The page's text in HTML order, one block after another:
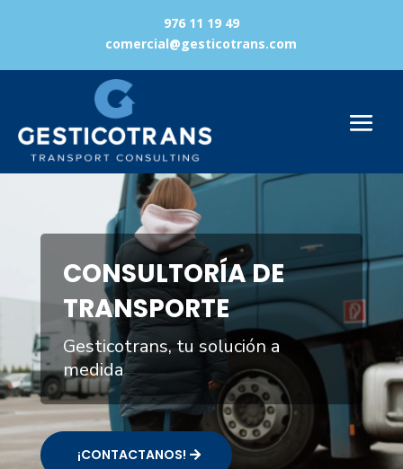
976 11 19 49
comercial@gesticotrans.com
CONSULTORÍA DE
TRANSPORTE
Gesticotrans, tu solución a
medida
¡CONTACTANOS!